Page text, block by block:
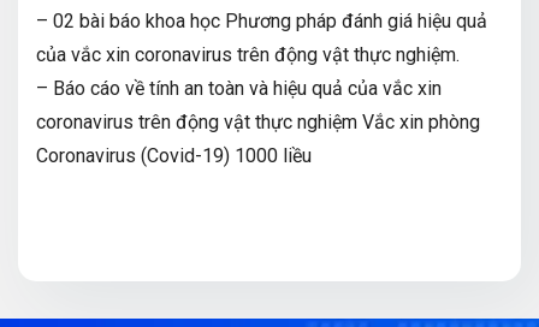
– 02 bài báo khoa học Phương pháp đánh giá hiệu quả
của vắc xin coronavirus trên động vật thực nghiệm.
– Báo cáo về tính an toàn và hiệu quả của vắc xin
coronavirus trên động vật thực nghiệm Vắc xin phòng
Coronavirus (Covid-19) 1000 liều